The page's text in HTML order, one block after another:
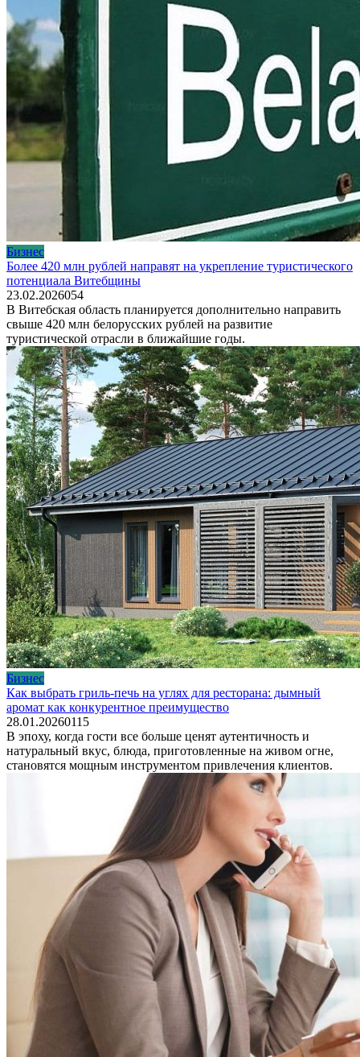
Бизнес
Более 420 млн рублей направят на укрепление туристического
потенциала Витебщины
23.02.2026054
В Витебская область планируется дополнительно направить
свыше 420 млн белорусских рублей на развитие
туристической отрасли в ближайшие годы.
Бизнес
Как выбрать гриль-печь на углях для ресторана: дымный
аромат как конкурентное преимущество
28.01.20260115
В эпоху, когда гости все больше ценят аутентичность и
натуральный вкус, блюда, приготовленные на живом огне,
становятся мощным инструментом привлечения клиентов.